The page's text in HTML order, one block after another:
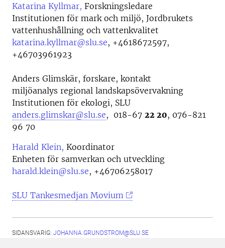
Katarina Kyllmar, Forskningsledare
Institutionen för mark och miljö, Jordbrukets
vattenhushållning och vattenkvalitet
katarina.kyllmar@slu.se, +4618672597,
+46703961923
Anders Glimskär, forskare, kontakt
miljöanalys regional landskapsövervakning
Institutionen för ekologi, SLU
anders.glimskar@slu.se, 018-67 22 20, 076-821
96 70
Harald Klein, Koordinator
Enheten för samverkan och utveckling
harald.klein@slu.se, +46706258017
SLU Tankesmedjan Movium
SIDANSVARIG: JOHANNA.GRUNDSTROM@SLU.SE